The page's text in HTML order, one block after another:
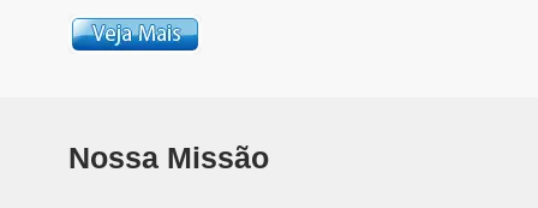
Nossa Missão